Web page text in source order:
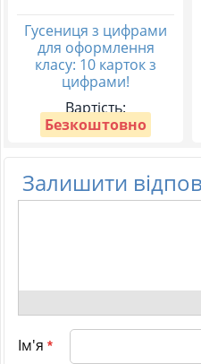
Гусениця з цифрами
для оформлення
класу: 10 карток з
цифрами!
Вартість:
Безкоштовно
Залишити
Ім'я *